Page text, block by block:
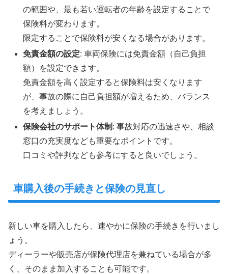
の範囲や、最も若い運転者の年齢を設定することで
保険料が変わります。
限定することで保険料が安くなる場合があります。
免責金額の設定: 車両保険には免責金額（自己負担
額）を設定できます。
免責金額を高く設定すると保険料は安くなります
が、事故の際に自己負担額が増えるため、バランス
を考えましょう。
保険会社のサポート体制 : 事故対応の迅速さや、相談
窓口の充実度なども重要なポイントです。
口コミや評判なども参考にすると良いでしょう。
車購入後の手続きと保険の見直し
新しい車を購入したら、速やかに保険の手続きを行いまし
ょう。
ディーラーや販売店が保険代理店を兼ねている場合が多
く、そのまま加入することも可能です。